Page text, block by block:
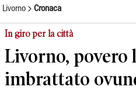
Livorno Cronaca
In giro per la città
Livorno, povero
imbrattato